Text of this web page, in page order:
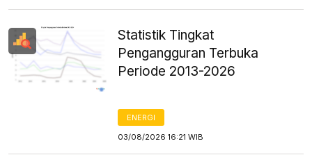
Statistik Tingkat
Pengangguran Terbuka
Periode 2013-2026
ENERGI
03/08/2026 16:21 WIB